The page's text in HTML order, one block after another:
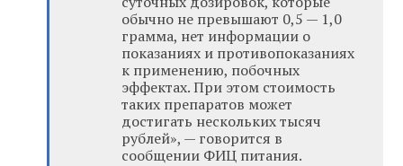
обычно не превышают 0,5 — 1,0
грамма, нет информации о
показаниях и противопоказаниях
к применению, побочных
эффектах. При этом стоимость
таких препаратов может
достигать нескольких тысяч
рублей», — говорится в
сообщении ФИЦ питания.